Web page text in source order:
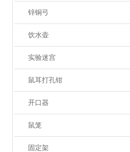
锌铜弓
饮水壶
实验迷宫
鼠耳打孔钳
开口器
鼠笼
固定架